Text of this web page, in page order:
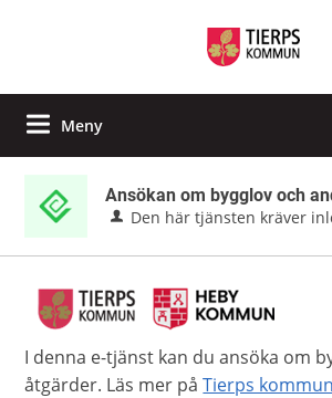
Meny
Ansökan om bygglov och
Den här tjänsten kräver
I denna e-tjänst kan du ansöka om
åtgärder. Läs mer påTierps